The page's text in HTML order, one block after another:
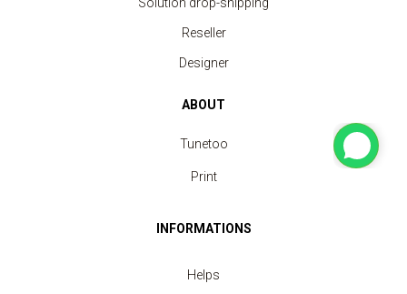
Reseller
Designer
ABOUT
Tunetoo
Print
INFORMATIONS
Helps